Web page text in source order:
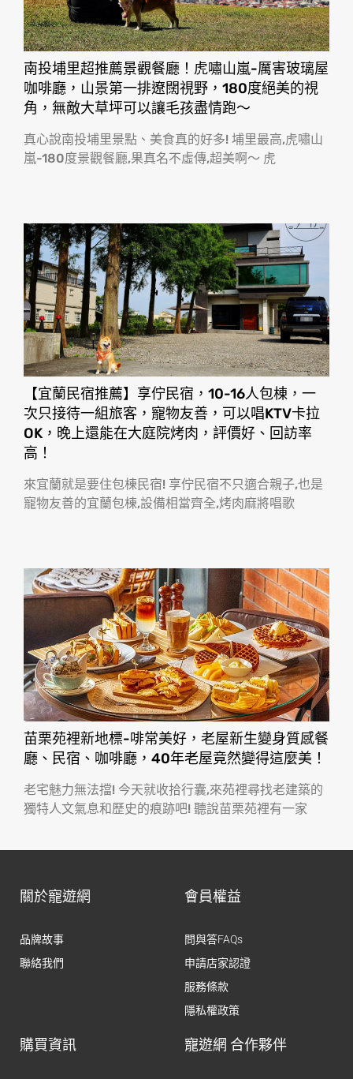
南投埔里超推薦景觀餐廳！虎嘯山嵐-厲害玻璃屋
咖啡廳，山景第一排遼闊視野，180度絕美的視
角，無敵大草坪可以讓毛孩盡情跑〜
真心說南投埔里景點、美食真的好多! 埔里最高,虎嘯山
嵐-180度景觀餐廳,果真名不虛傳,超美啊〜 虎
【宜蘭民宿推薦】享佇民宿，10-16人包棟，一
次只接待一組旅客，寵物友善，可以唱KTV卡拉
OK，晚上還能在大庭院烤肉，評價好、回訪率
高！
來宜蘭就是要住包棟民宿! 享佇民宿不只適合親子,也是
寵物友善的宜蘭包棟,設備相當齊全,烤肉麻將唱歌
苗栗苑裡新地標-啡常美好，老屋新生變身質感餐
廳、民宿、咖啡廳，40年老屋竟然變得這麼美！
老宅魅力無法擋! 今天就收拾行囊,來苑裡尋找老建築的
獨特人文氣息和歷史的痕跡吧! 聽說苗栗苑裡有一家
關於寵遊網
品牌故事
聯絡我們
會員權益
問與答FAQs
申請店家認證
服務條款
隱私權政策
購買資訊 寵遊網 合作夥伴